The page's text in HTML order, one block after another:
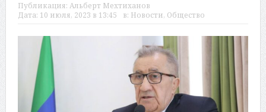
Публикация: Альберт Мехтиханов
Дата: 10 июля, 2023 в 13:45 в: Новости, Общество